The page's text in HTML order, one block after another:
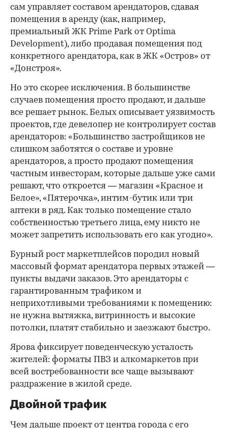
сам управляет составом арендаторов, сдавая
помещения в аренду (как, например,
премиальный ЖК Prime Park от Optima
Development), либо продавая помещения под
конкретного арендатора, как в ЖК «Остров» от
«Донстроя».
Но это скорее исключения. В большинстве
случаев помещения просто продают, и дальше
все решает рынок. Белых описывает уязвимость
проектов, где девелопер не контролирует состав
арендаторов: «Большинство застройщиков не
слишком заботятся о составе и уровне
арендаторов, а просто продают помещения
частным инвесторам, которые дальше уже сами
решают, что откроется — магазин «Красное и
Белое», «Пятерочка», интим-бутик или три
аптеки в ряд. Как только помещение стало
собственностью третьего лица, ему никто не
может запретить использовать его как угодно».
Бурный рост маркетплейсов породил новый
массовый формат арендатора первых этажей —
пункты выдачи заказов. Это арендаторы с
гарантированным трафиком и
неприхотливыми требованиями к помещению:
не нужна вытяжка, витринность и высокие
потолки, платят стабильно и заезжают быстро.
Ярова фиксирует поведенческую усталость
жителей: форматы ПВЗ и алкомаркетов при
всей востребованности все чаще вызывают
раздражение в жилой среде.
Двойной трафик
Чем дальше проект от центра города с его